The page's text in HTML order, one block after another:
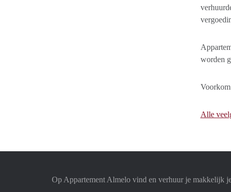
worden
Alle
Op Appartement Almelo vind en verhuur je makkelijk